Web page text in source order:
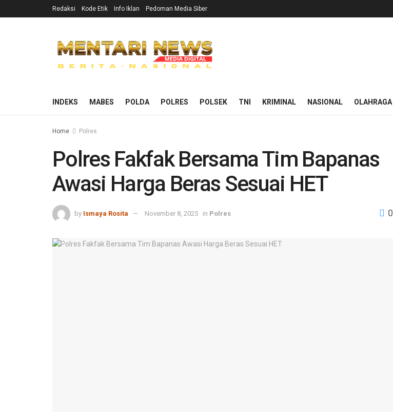
Redaksi Kode Etik Info Iklan Pedoman Media Siber
INDEKS MABES POLDA POLRES POLSEK TNI KRIMINAL NASIONAL OLAHRAGA
Home Polres
Polres Fakfak Bersama Tim Bapanas
Awasi Harga Beras Sesuai HET
by Ismaya Rosita November 8, 2025 in Polres 0